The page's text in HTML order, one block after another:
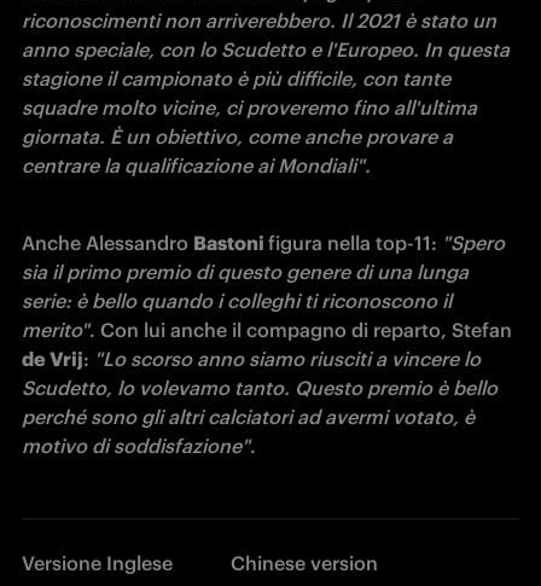
riconoscimenti non arriverebbero. Il 2021 è stato un
anno speciale, con lo Scudetto e l'Europeo. In questa
stagione il campionato è più difficile, con tante
squadre molto vicine, ci proveremo fino all'ultima
giornata. È un obiettivo, come anche provare a
centrare la qualificazione ai Mondiali".
Anche Alessandro Bastoni figura nella top-11: "Spero
sia il primo premio di questo genere di una lunga
serie: è bello quando i colleghi ti riconoscono il
merito"
de Vrij: "Lo scorso anno siamo riusciti a vincere lo
Scudetto, lo volevamo tanto. Questo premio è bello
perché sono gli altri calciatori ad avermi votato, è
motivo di soddisfazione".
Versione Inglese Chinese version